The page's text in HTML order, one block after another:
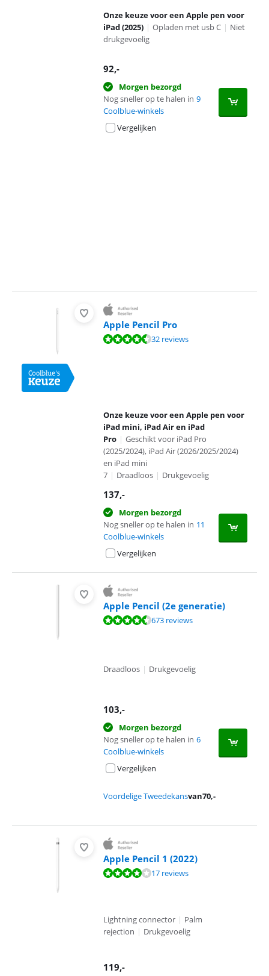
Onze keuze voor een Apple pen voor
iPad (2025) | Opladen met usb C | Niet
drukgevoelig
92,-
Morgen bezorgd
Nog sneller op te halen in 9
Coolblue-winkels
Vergelijken
Apple Pencil Pro
Beoordeling is 9,1 van de 10, gebaseerd op 32 reviews.
32 reviews
Onze keuze voor een Apple pen voor
iPad mini, iPad Air en iPad
Pro | Geschikt voor iPad Pro
(2025/2024), iPad Air (2026/2025/2024)
en iPad mini
7 | Draadloos | Drukgevoelig
137,-
Morgen bezorgd
Nog sneller op te halen in 11
Coolblue-winkels
Vergelijken
Apple Pencil (2e generatie)
Beoordeling is 9,4 van de 10, gebaseerd op 673 reviews.
673 reviews
Draadloos | Drukgevoelig
103,-
Morgen bezorgd
Nog sneller op te halen in 6
Coolblue-winkels
Vergelijken
Voordelige Tweedekansvan70,-
Apple Pencil 1 (2022)
Beoordeling is 8,2 van de 10, gebaseerd op 17 reviews.
17 reviews
Lightning connector | Palm
rejection | Drukgevoelig
119,-